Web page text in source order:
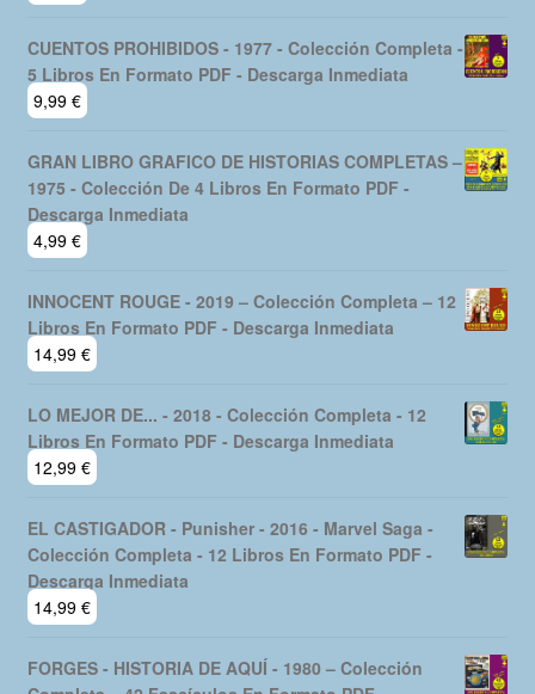
CUENTOS PROHIBIDOS - 1977 - Colección Completa -
5 Libros En Formato PDF - Descarga Inmediata
9,99 €
GRAN LIBRO GRAFICO DE HISTORIAS COMPLETAS –
1975 - Colección De 4 Libros En Formato PDF -
Descarga Inmediata
4,99 €
INNOCENT ROUGE - 2019 – Colección Completa – 12
Libros En Formato PDF - Descarga Inmediata
14,99 €
LO MEJOR DE... - 2018 - Colección Completa - 12
Libros En Formato PDF - Descarga Inmediata
12,99 €
EL CASTIGADOR - Punisher - 2016 - Marvel Saga -
Colección Completa - 12 Libros En Formato PDF -
Descarga Inmediata
14,99 €
FORGES - HISTORIA DE AQUÍ - 1980 – Colección